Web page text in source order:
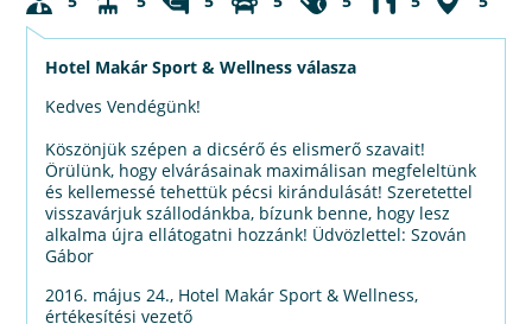
Hotel Makár Sport & Wellness válasza
Kedves Vendégünk!
Köszönjük szépen a dicsérő és elismerő szavait!
Örülünk, hogy elvárásainak maximálisan megfeleltünk
és kellemessé tehettük pécsi kirándulását! Szeretettel
visszavárjuk szállodánkba, bízunk benne, hogy lesz
alkalma újra ellátogatni hozzánk! Üdvözlettel: Szován
Gábor
2016. május 24., Hotel Makár Sport & Wellness,
értékesítési vezető